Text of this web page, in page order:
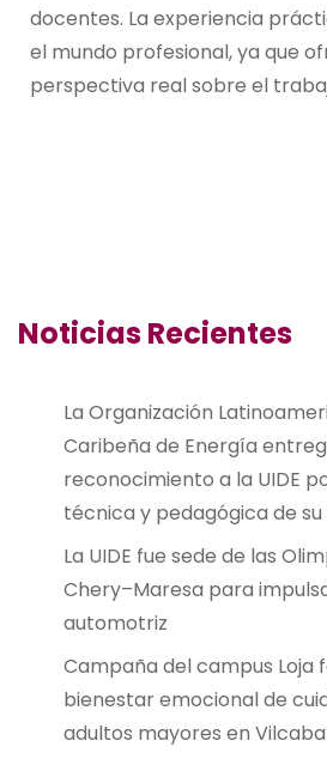
docentes. La experiencia
el mundo profesional, ya que
perspectiva real sobre el
Noticias Recientes
La Organización
Caribeña de Energía
reconocimiento a la UIDE
técnica y pedagógica de
La UIDE fue sede de las
Chery–Maresa para
automotriz
Campaña del campus Loja
bienestar emocional de
adultos mayores en